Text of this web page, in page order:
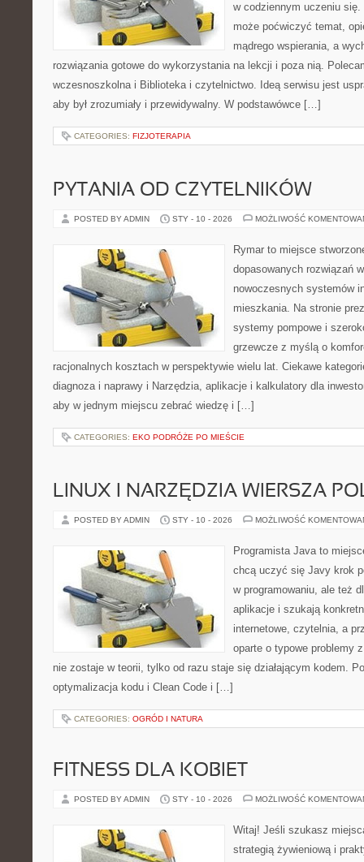
w codziennym uczeniu
może poćwiczyć temat,
mądrego wspierania, a
rozwiązania gotowe do wykorzystania na lekcji i poza nią.
wczesnoszkolna i Biblioteka i czytelnictwo. Ideą serwisu jest
aby był zrozumiały i przewidywalny. W podstawówce […]
CATEGORIES: FIZJOTERAPIA
PYTANIA OD CZYTELNIKÓW
POSTED BY ADMIN STY - 10 - 2026 MOŻLIWOŚĆ
Rymar to miejsce
dopasowanych rozwiązań
nowoczesnych systemów
mieszkania. Na stronie
systemy pompowe i
grzewcze z myślą o
racjonalnych kosztach w perspektywie wielu lat. Ciekawe
diagnoza i naprawy i Narzędzia, aplikacje i kalkulatory dla
aby w jednym miejscu zebrać wiedzę i […]
CATEGORIES: EKO PODRÓŻE PO MIEŚCIE
LINUX I NARZĘDZIA WIERSZA
POSTED BY ADMIN STY - 10 - 2026 MOŻLIWOŚĆ
Programista Java to
chcą uczyć się Javy krok
w programowaniu, ale też
aplikacje i szukają
internetowe, czytelnia, a
oparte o typowe problemy
nie zostaje w teorii, tylko od razu staje się działającym kodem.
optymalizacja kodu i Clean Code i […]
CATEGORIES: OGRÓD I NATURA
FITNESS DLA KOBIET
POSTED BY ADMIN STY - 10 - 2026 MOŻLIWOŚĆ
Witaj! Jeśli szukasz
strategią żywieniową i